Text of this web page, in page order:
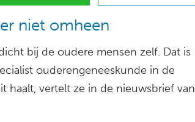
niet omheen
bij de oudere mensen zelf. Dat is
ouderengeneeskunde in de
haalt, vertelt ze in de nieuwsbrief van